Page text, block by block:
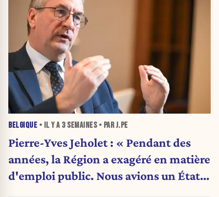
BELGIQUE • IL Y A 3 SEMAINES• PAR J.PE
Pierre-Yves Jeholet : « Pendant des
années, la Région a exagéré en matière
d'emploi public. Nous avions un État